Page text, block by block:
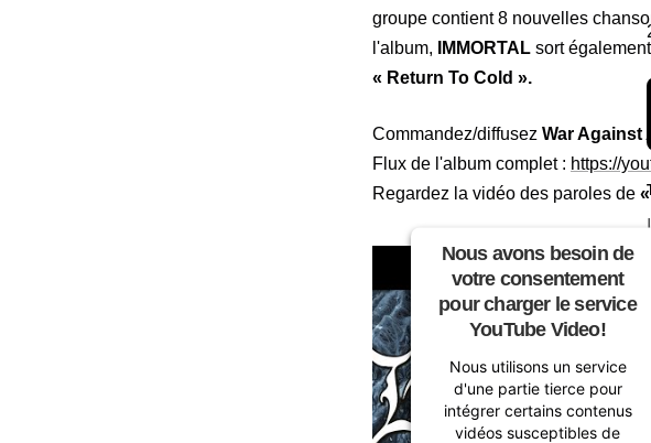
groupe contient 8 nouvelles
l'album,
IMMORTAL sort
« Return To Cold ».
Commandez/diffusez War Against
Flux de l'album complet : https://
Regardez la vidéo des paroles de
Nous avons besoin de
votre consentement
pour charger le service
YouTube Video!
Nous utilisons un service
d'une partie tierce pour
intégrer certains contenus
vidéos susceptibles de